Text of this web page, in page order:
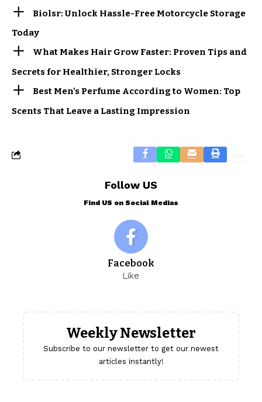
Biolsr: Unlock Hassle-Free Motorcycle Storage
Today
What Makes Hair Grow Faster: Proven Tips and
Secrets for Healthier, Stronger Locks
Best Men’s Perfume According to Women: Top
Scents That Leave a Lasting Impression
Follow US
Find US on Social Medias
Facebook
Like
Weekly Newsletter
Subscribe to our newsletter to get our newest
articles instantly!